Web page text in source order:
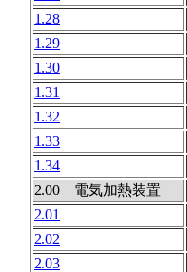
1.28
1.29
1.30
1.31
1.32
1.33
1.34
2.00 電気加熱装置
2.01
2.02
2.03